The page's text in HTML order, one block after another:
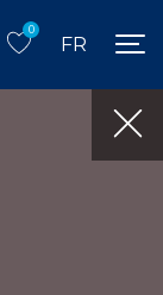
0
FR